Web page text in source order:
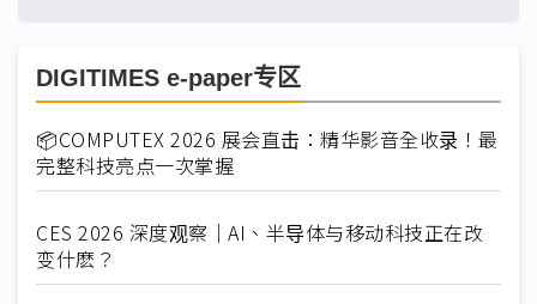
DIGITIMES e-paper专区
📦COMPUTEX 2026 展会直击：精华影音全收录！最
完整科技亮点一次掌握
CES 2026 深度观察｜AI、半导体与移动科技正在改
变什麽？